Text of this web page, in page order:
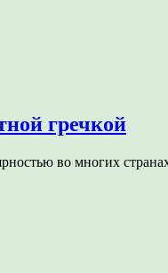
гречкой
во многих